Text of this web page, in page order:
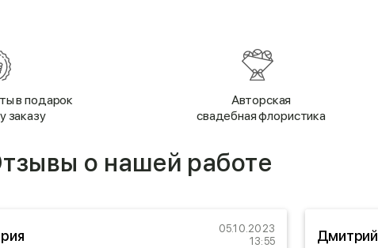
в подарок
заказу
Авторская
свадебная флористика
о нашей работе
05.10.2023
13:55
Дмитрий